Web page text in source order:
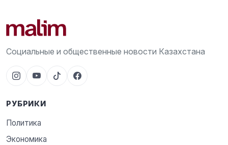
Социальные и общественные новости Казахстана
РУБРИКИ
Политика
Экономика